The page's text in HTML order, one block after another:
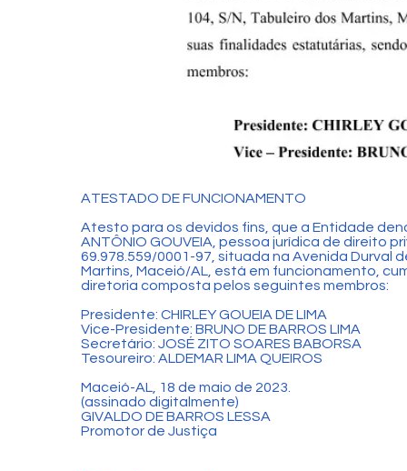
ATESTADO DE FUNCIONAMENTO
Atesto para os devidos fins, que a Entidade
ANTÔNIO GOUVEIA, pessoa jurídica de direito
69.978.559/0001-97, situada na Avenida Durval
Martins, Maceió/AL, está em funcionamento,
diretoria composta pelos seguintes membros:
Presidente: CHIRLEY GOUEIA DE LIMA
Vice-Presidente: BRUNO DE BARROS LIMA
Secretário: JOSÉ ZITO SOARES BABORSA
Tesoureiro: ALDEMAR LIMA QUEIROS
Maceió-AL, 18 de maio de 2023.
(assinado digitalmente)
GIVALDO DE BARROS LESSA
Promotor de Justiça